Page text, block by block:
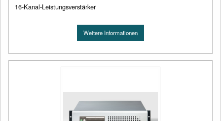
16-Kanal-Leistungsverstärker
Weitere Informationen